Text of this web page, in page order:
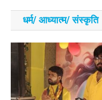
धर्म/ आध्‍यात्‍म/ संस्‍कृति